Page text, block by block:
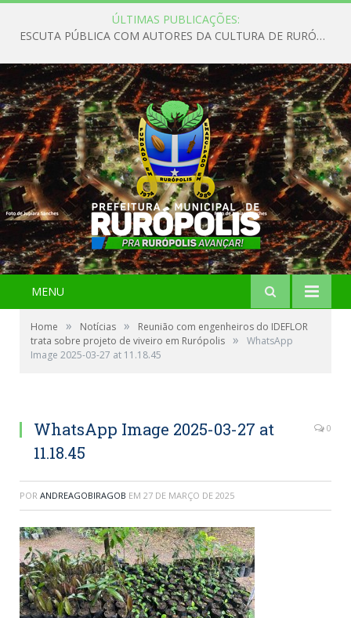
ÚLTIMAS PUBLICAÇÕES:
ESCUTA PÚBLICA COM AUTORES DA CULTURA DE RURÓPOLIS
MENU
Home » Notícias »
Reunião com engenheiros do IDEFLOR
trata sobre projeto de viveiro em Rurópolis »
WhatsApp
Image 2025-03-27 at 11.18.45
WhatsApp Image 2025-03-27 at
11.18.45
0
POR ANDREAGOBIRAGOB EM 27 DE MARÇO DE 2025